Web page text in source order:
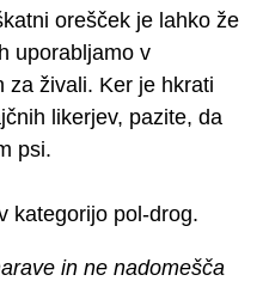
orešček je lahko že
uporabljamo v
za živali. Ker je hkrati
likerjev, pazite, da
psi.
kategorijo pol-drog.
in ne nadomešča